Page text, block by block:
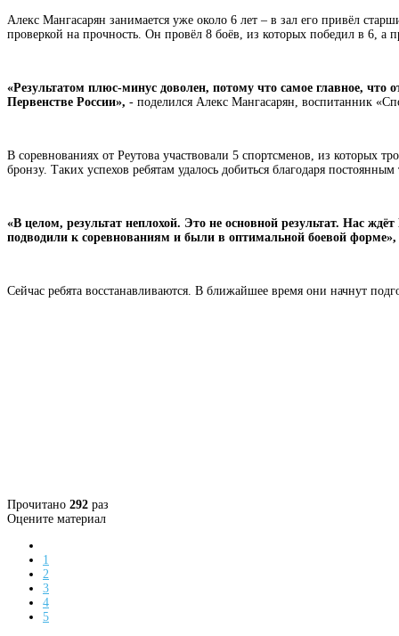
Алекс Мангасарян занимается уже около 6 лет – в зал его привёл
проверкой на прочность. Он провёл 8 боёв, из которых победил в 6,
«Результатом плюс-минус доволен, потому что самое главное,
Первенстве России», - поделился Алекс Мангасарян, воспитанник
В соревнованиях от Реутова участвовали 5 спортсменов, из которых
бронзу. Таких успехов ребятам удалось добиться благодаря
«В целом, результат неплохой. Это не основной результат. Нас
подводили к соревнованиям и были в оптимальной боевой форме»,
Сейчас ребята восстанавливаются. В ближайшее время они начнут
Прочитано 292 раз
Оцените материал
1
2
3
4
5